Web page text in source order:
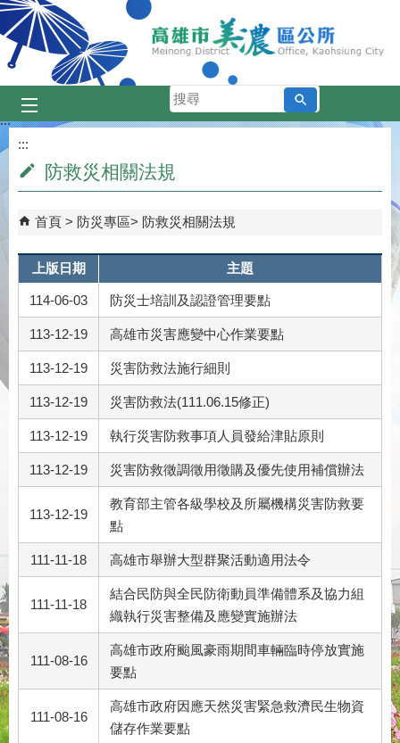
跳到主要內容區塊
搜
尋
:::
:::
防救災相關法規
首頁 防災專區 防救災相關法規
上版日期 主題
114-06-03 防災士培訓及認證管理要點
113-12-19 高雄市災害應變中心作業要點
113-12-19 災害防救法施行細則
113-12-19 災害防救法(111.06.15修正)
113-12-19 執行災害防救事項人員發給津貼原則
113-12-19 災害防救徵調徵用徵購及優先使用補償辦法
113-12-19
教育部主管各級學校及所屬機構災害防救要
點
111-11-18 高雄市舉辦大型群聚活動適用法令
111-11-18
結合民防與全民防衛動員準備體系及協力組
織執行災害整備及應變實施辦法
111-08-16
高雄市政府颱風豪雨期間車輛臨時停放實施
要點
111-08-16
高雄市政府因應天然災害緊急救濟民生物資
儲存作業要點